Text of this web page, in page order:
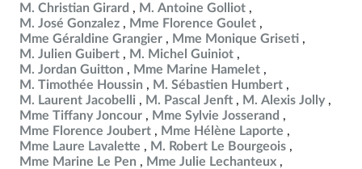
M. Christian Girard
M. Antoine Golliot
M. José Gonzalez
Mme Florence Goulet
Mme Géraldine Grangier
Mme Monique Griseti
M. Julien Guibert
M. Michel Guiniot
M. Jordan Guitton
Mme Marine Hamelet
M. Timothée Houssin
M. Sébastien Humbert
M. Laurent Jacobelli
M. Pascal Jenft
M. Alexis Jolly
Mme Tiffany Joncour
Mme Sylvie Josserand
Mme Florence Joubert
Mme Hélène Laporte
Mme Laure Lavalette
M. Robert Le Bourgeois
Mme Marine Le Pen
Mme Julie Lechanteux